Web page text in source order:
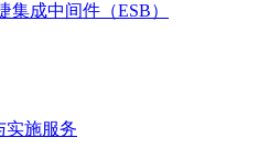
集成中间件（ESB）
实施服务